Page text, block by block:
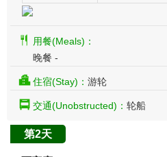
用餐(Meals)：
晚餐 -
住宿(Stay)： 游轮
交通(Unobstructed)： 轮船
第2天